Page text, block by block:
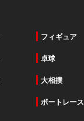
フィギュア
卓球
大相撲
ボートレース